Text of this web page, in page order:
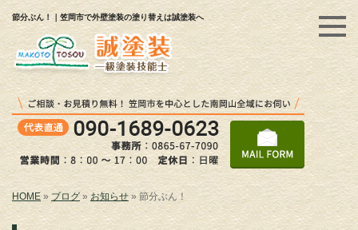
節分ぶん！｜笠岡市で外壁塗装の塗り替えは誠塗装へ
HOME» ブログ» お知らせ » 節分ぶん！